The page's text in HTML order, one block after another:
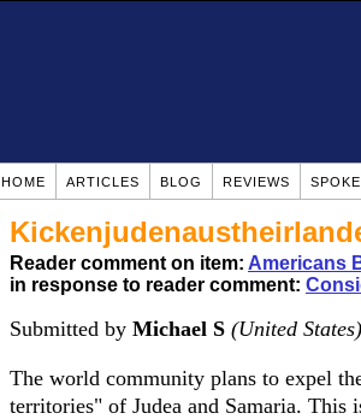
HOME ARTICLES BLOG REVIEWS
Reader comment on item: Americans
in response to reader comment:
Submitted by Michael S (United States)
The world community plans to expel
territories" of Judea and Samaria. This